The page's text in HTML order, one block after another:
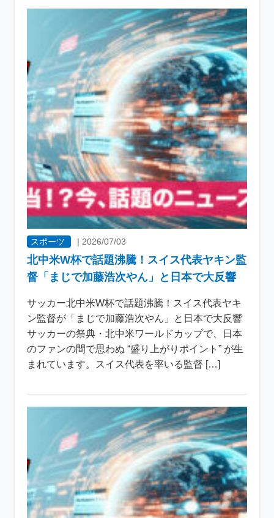
スポーツ | 2026/07/03
北中米W杯で話題沸騰！スイス代表ヤキン監
督「まじで加藤浩次やん」と日本で大反響
サッカー北中米W杯で話題沸騰！スイス代表ヤキ
ン監督が「まじで加藤浩次やん」と日本で大反響
サッカーの祭典・北中米ワールドカップで、日本
のファンの間で思わぬ “盛り上がりポイント” が生
まれています。スイス代表を率いる監督 […]